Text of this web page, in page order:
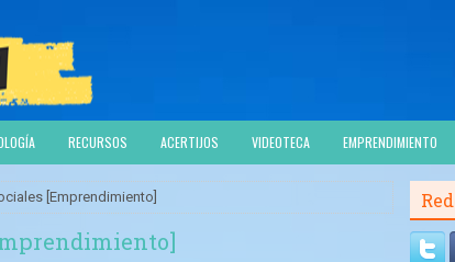
RECURSOS ACERTIJOS VIDEOTECA EMPRENDIMIENTO
[Emprendimiento]